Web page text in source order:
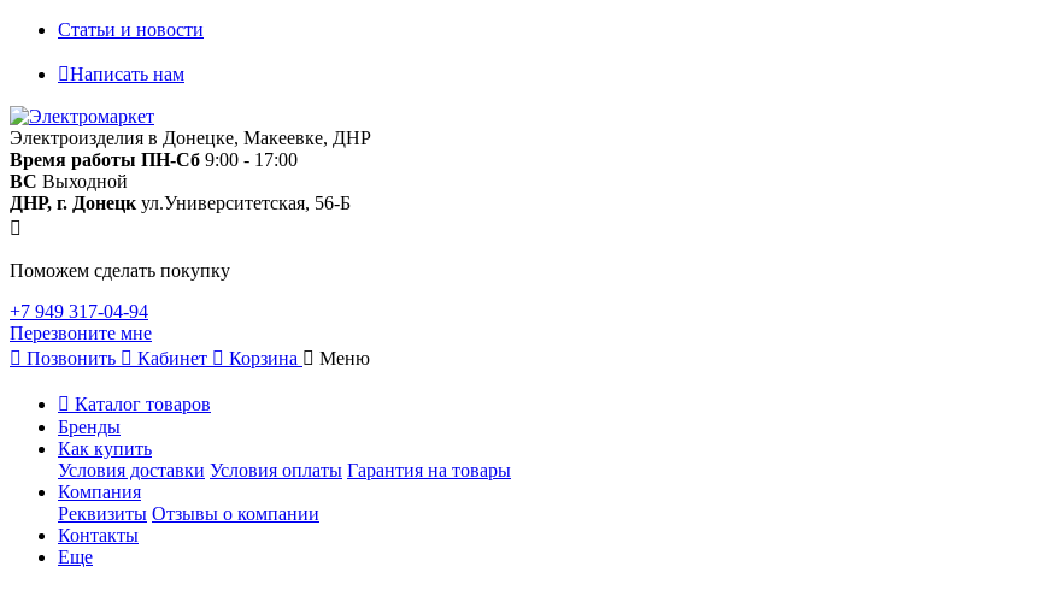
Статьи и новости
Написать нам
Электроизделия в Донецке, Макеевке, ДНР
Время работы ПН-Сб 9:00 - 17:00
ВС Выходной
ДНР, г. Донецк ул.Университетская, 56-Б
Поможем сделать покупку
+7 949 317-04-94
Перезвоните мне
Позвонить
Кабинет Корзина Меню
Каталог товаров
Бренды
Как купить
Условия доставки Условия оплаты Гарантия на товары
Компания
Реквизиты Отзывы о компании
Контакты
Еще